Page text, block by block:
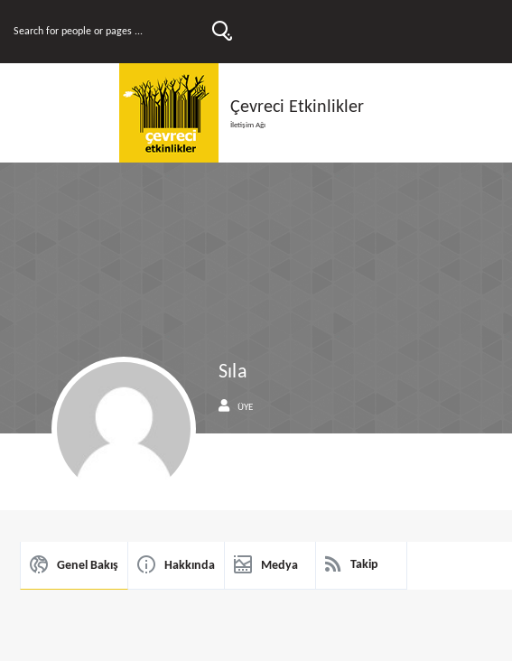
Çevreci Etkinlikler
İletişim Ağı
Sıla
ÜYE
Genel Bakış Hakkında Medya Takip